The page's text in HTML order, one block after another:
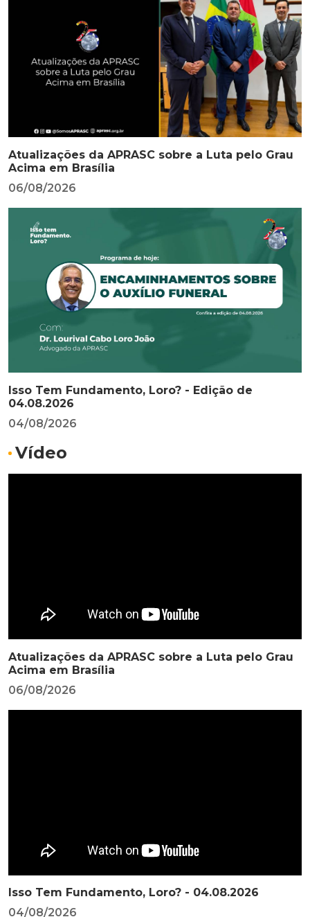
Atualizações da APRASC sobre a Luta pelo Grau
Acima em Brasília
06/08/2026
Isso Tem Fundamento, Loro? - Edição de
04.08.2026
04/08/2026
Vídeo
Atualizações da APRASC sobre a Luta pelo Grau
Acima em Brasília
06/08/2026
Isso Tem Fundamento, Loro? - 04.08.2026
04/08/2026